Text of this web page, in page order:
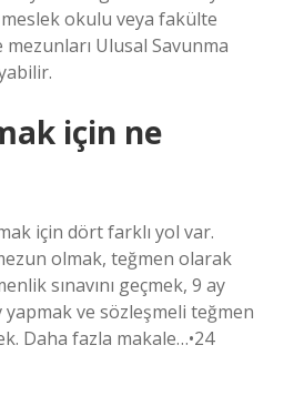
okulu veya fakülte
Ulusal Savunma
için ne
için dört farklı yol var.
olmak, teğmen olarak
sınavını geçmek, 9 ay
ve sözleşmeli teğmen
Daha fazla makale…•24